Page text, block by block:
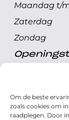
Om de beste
zoals cookies om
raadplegen. Door
Maandag t/
Zaterdag
Zondag
Maandag t/
Zondag